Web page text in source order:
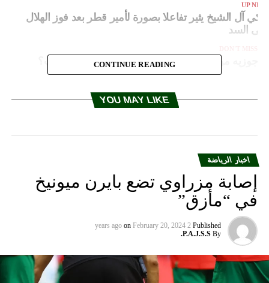
UP
آل الشيخ يثير تفاعلا بصورة لأمير قطر بعد فوز الهلال
السد
جوزيه مورينيو في مدينة جدة السعودية.. فما السبب؟
CONTINUE READING
YOU MAY LIKE
اخبار الرياضة
إصابة مزراوي تضع بايرن ميونيخ
في “مأزق”
Published
2 years ago
on February 20, 2024
By
P.A.J.S.S.